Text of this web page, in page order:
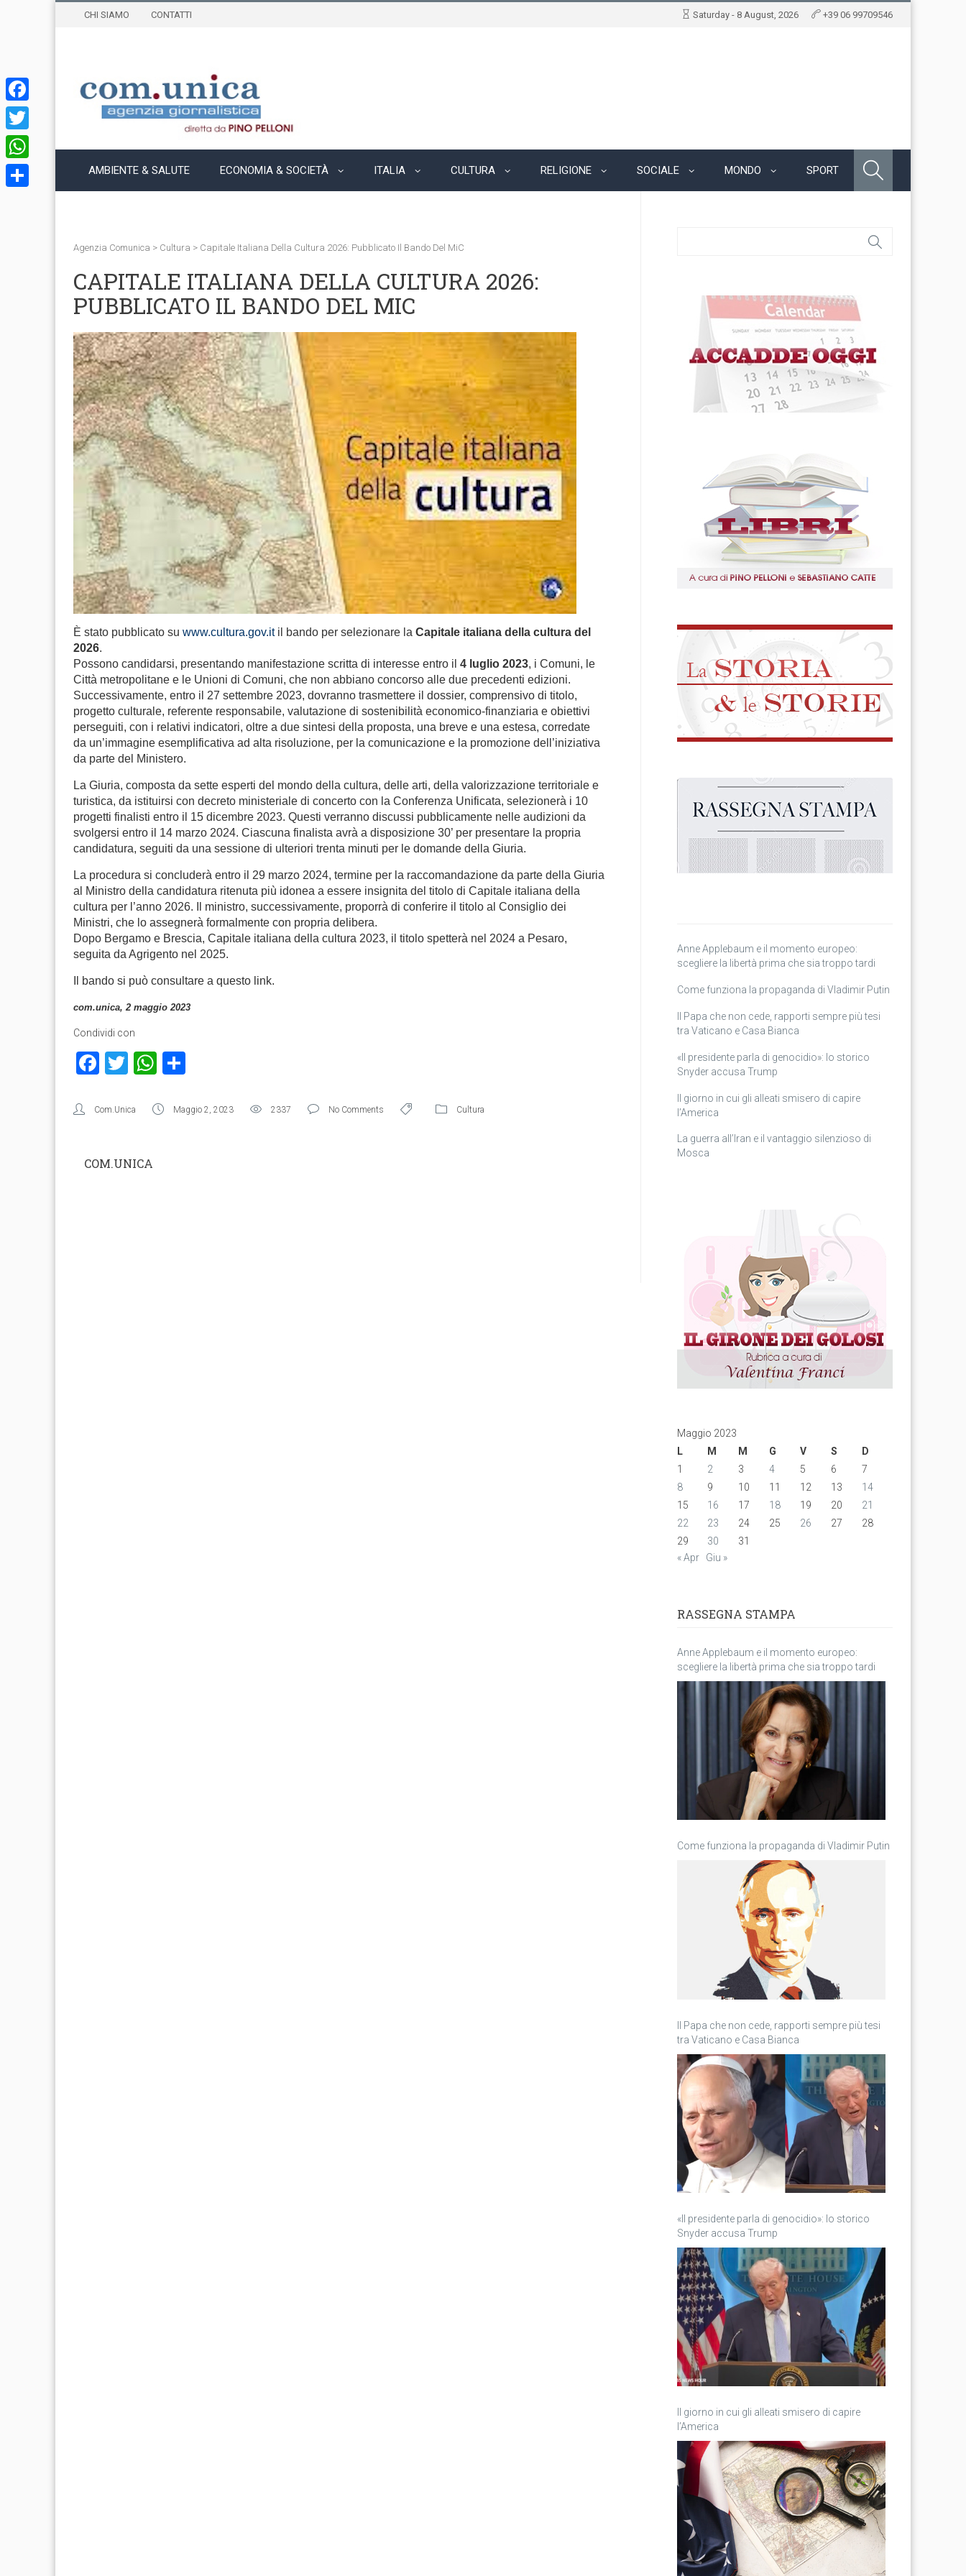
CHI SIAMO CONTATTI Saturday - 8 August, 2026 +39 06 99709546
AMBIENTE & SALUTE ECONOMIA & SOCIETÀ ITALIA CULTURA RELIGIONE SOCIALE MONDO SPORT
Agenzia Comunica > Cultura > Capitale Italiana Della Cultura 2026: Pubblicato Il Bando Del MiC
CAPITALE ITALIANA DELLA CULTURA 2026:
PUBBLICATO IL BANDO DEL MIC
È stato pubblicato su www.cultura.gov.itil bando per selezionare la Capitale italiana della cultura del
2026.
Possono candidarsi, presentando manifestazione scritta di interesse entro il 4 luglio 2023, i Comuni, le
Città metropolitane e le Unioni di Comuni, che non abbiano concorso alle due precedenti edizioni.
Successivamente, entro il 27 settembre 2023, dovranno trasmettere il dossier, comprensivo di titolo,
progetto culturale, referente responsabile, valutazione di sostenibilità economico-finanziaria e obiettivi
perseguiti, con i relativi indicatori, oltre a due sintesi della proposta, una breve e una estesa, corredate
da un’immagine esemplificativa ad alta risoluzione, per la comunicazione e la promozione dell’iniziativa
da parte del Ministero.
La Giuria, composta da sette esperti del mondo della cultura, delle arti, della valorizzazione territoriale e
turistica, da istituirsi con decreto ministeriale di concerto con la Conferenza Unificata, selezionerà i 10
progetti finalisti entro il 15 dicembre 2023. Questi verranno discussi pubblicamente nelle audizioni da
svolgersi entro il 14 marzo 2024. Ciascuna finalista avrà a disposizione 30’ per presentare la propria
candidatura, seguiti da una sessione di ulteriori trenta minuti per le domande della Giuria.
La procedura si concluderà entro il 29 marzo 2024, termine per la raccomandazione da parte della Giuria
al Ministro della candidatura ritenuta più idonea a essere insignita del titolo di Capitale italiana della
cultura per l’anno 2026. Il ministro, successivamente, proporrà di conferire il titolo al Consiglio dei
Ministri, che lo assegnerà formalmente con propria delibera.
Dopo Bergamo e Brescia, Capitale italiana della cultura 2023, il titolo spetterà nel 2024 a Pesaro,
seguita da Agrigento nel 2025.
Il bando si può consultare a questo link.
com.unica, 2 maggio 2023
Condividi con
Facebook
TwitterWhatsApp
Com.Unica Maggio 2, 2023 2337 No Comments Cultura
COM.UNICA
Anne Applebaum e il momento europeo:
scegliere la libertà prima che sia troppo tardi
Come funziona la propaganda di Vladimir Putin
Il Papa che non cede, rapporti sempre più tesi
tra Vaticano e Casa Bianca
«Il presidente parla di genocidio»: lo storico
Snyder accusa Trump
Il giorno in cui gli alleati smisero di capire
l’America
La guerra all’Iran e il vantaggio silenzioso di
Mosca
Maggio 2023
L
M M G V S
D
1
2 3 4 5 6
7
8
9 10 11 12 13
14
15
16 17 18 19 20
21
22
23 24 25 26 27
28
29
30
31
« Apr
Giu »
RASSEGNA STAMPA
Anne Applebaum e il momento europeo:
scegliere la libertà prima che sia troppo tardi
Come funziona la propaganda di Vladimir Putin
Il Papa che non cede, rapporti sempre più tesi
tra Vaticano e Casa Bianca
«Il presidente parla di genocidio»: lo storico
Snyder accusa Trump
Il giorno in cui gli alleati smisero di capire
l’America
Facebook
Twitter
WhatsApp